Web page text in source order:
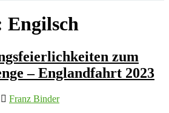
Engilsch
zum
– Englandfahrt 2023
Franz Binder